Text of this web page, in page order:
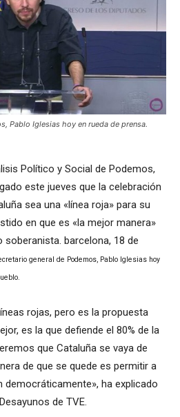
Pablo Iglesias hoy en rueda de prensa.
Político y Social de Podemos,
este jueves que la celebración
sea una «línea roja» para su
en que es «la mejor manera»
barcelona, 18 de
general de Podemos, Pablo Iglesias hoy
rojas, pero es la propuesta
es la que defiende el 80% de la
que Cataluña se vaya de
de que se quede es permitir a
democráticamente», ha explicado
de TVE.